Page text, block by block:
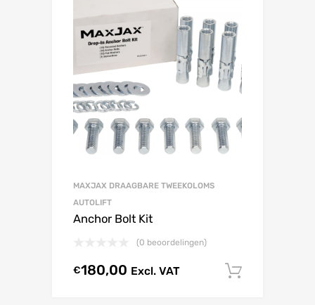
MAXJAX DRAAGBARE TWEEKOLOMS
AUTOLIFT
Anchor Bolt Kit
(0 beoordelingen)
€180,00 Excl. VAT